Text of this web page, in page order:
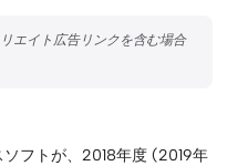
フトが、2018年度 (2019年